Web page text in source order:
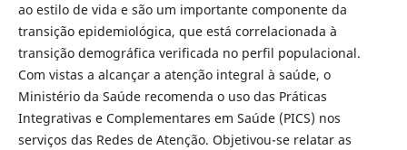
ao estilo de vida e são um importante componente da
transição epidemiológica, que está correlacionada à
transição demográfica verificada no perfil populacional.
Com vistas a alcançar a atenção integral à saúde, o
Ministério da Saúde recomenda o uso das Práticas
Integrativas e Complementares em Saúde (PICS) nos
serviços das Redes de Atenção. Objetivou-se relatar as